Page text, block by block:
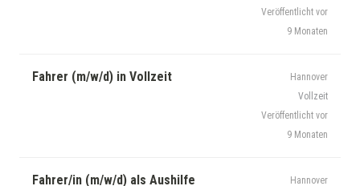
Veröffentlicht vor
9 Monaten
Fahrer (m/w/d) in Vollzeit
Hannover
Vollzeit
Veröffentlicht vor
9 Monaten
Fahrer/in (m/w/d) als Aushilfe
Hannover